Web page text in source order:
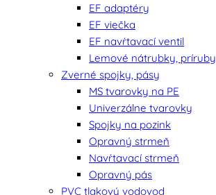
EF adaptéry
EF viečka
EF navŕtavací ventil
Lemové nátrubky, príruby
Zverné spojky, pásy
MS tvarovky na PE
Univerzálne tvarovky
Spojky na pozink
Opravný strmeň
Navŕtavací strmeň
Opravný pás
PVC tlakový vodovod